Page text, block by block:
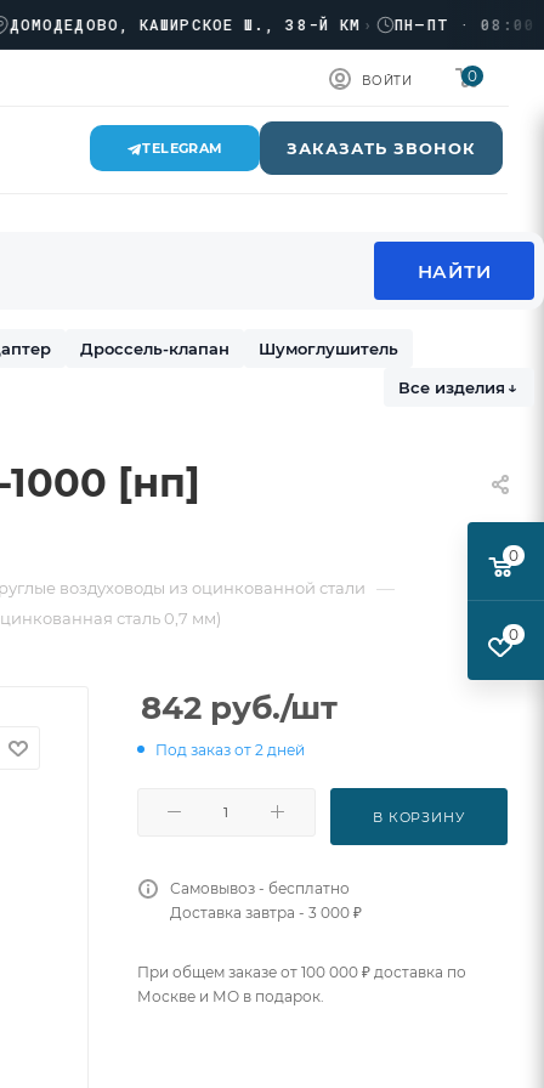
КАШИРСКОЕ Ш., 38-Й КМ› ПН–ПТ · 08:00 →
ВОЙТИ 0
TELEGRAM ЗАКАЗАТЬ ЗВОНОК
Дроссель-клапан
Шумоглушитель
Все изделия ↓
[нп]
воздуховоды из оцинкованной стали —
сталь 0,7 мм)
842 руб./шт
Под заказ от 2 дней
В КОРЗИНУ
Самовывоз - бесплатно
Доставка завтра - 3 000 ₽
При общем заказе от 100 000 ₽ доставка по
Москве и МО в подарок.
0
0